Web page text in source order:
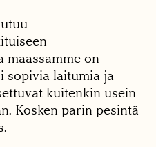
maassamme on
sopivia laitumia ja
kuitenkin usein
Kosken parin pesintä